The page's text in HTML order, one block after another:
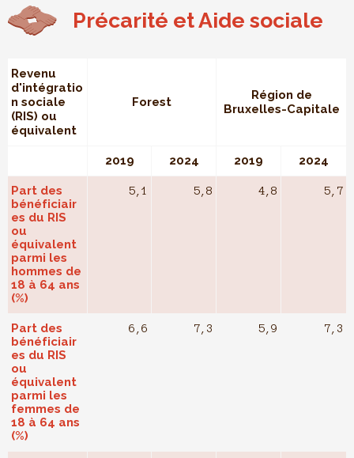
Précarité et Aide sociale
Revenu
d'intégratio
n sociale
(RIS) ou
équivalent
Forest
Région de
Bruxelles-Capitale
2019 2024 2019 2024
Part des
bénéficiair
es du RIS
ou
équivalent
parmi les
hommes de
18 à 64 ans
(%)
5,1 5,8 4,8 5,7
Part des
bénéficiair
es du RIS
ou
équivalent
parmi les
femmes de
18 à 64 ans
(%)
6,6 7,3 5,9 7,3